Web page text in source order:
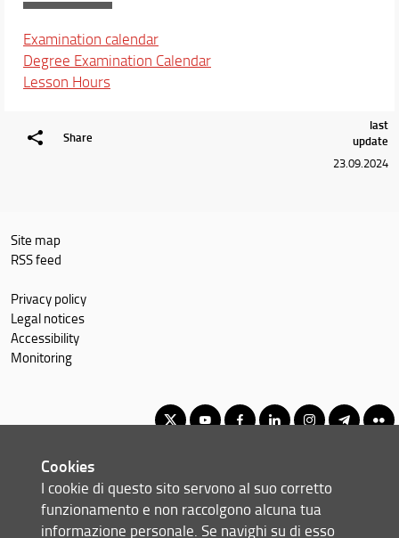
Schedules and Calendars
Examination calendar
Degree Examination Calendar
Lesson Hours
Share
last
update
23.09.2024
Site map
RSS feed
Privacy policy
Legal notices
Accessibility
Monitoring
© Copyright 2012-2026 Università degli Studi di Firenze UNIFI
P.IVA/Cod.Fis 01279680480
Cookies
I cookie di questo sito servono al suo corretto
funzionamento e non raccolgono alcuna tua
informazione personale. Se navighi su di esso